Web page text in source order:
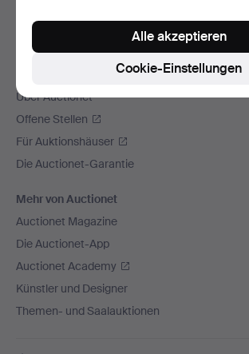
Über Auctionet
Offene Stellen
Für Auktionshäuser
Die Auctionet-Garantie
Mehr von Auctionet
Auctionet Magazine
Die Auctionet-App
Auctionet Academy
Künstler und Designer
Themen- und Saalauktionen
Cookie-Einstellungen
Alle akzeptieren